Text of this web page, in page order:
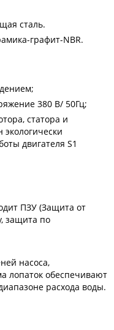
сталь.
графит-NBR.
380 В/ 50Гц;
статора и
двигателя S1
ПЗУ (Защита от
защита по
насоса,
лопаток обеспечивают
расхода воды.